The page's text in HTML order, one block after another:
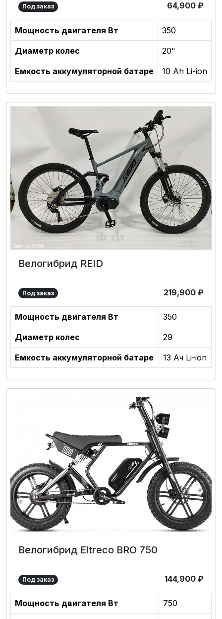
Под заказ 64,900 ₽
Мощность двигателя Вт 350
Диаметр колес 20"
Емкость аккумуляторной батаре 10 Ah Li-ion
Велогибрид REID
Под заказ 219,900 ₽
Мощность двигателя Вт 350
Диаметр колес 29
Емкость аккумуляторной батаре 13 Ач Li-ion
Велогибрид Eltreco BRO 750
Под заказ 144,900 ₽
Мощность двигателя Вт 750